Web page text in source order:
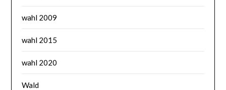
wahl 2009
wahl 2015
wahl 2020
Wald